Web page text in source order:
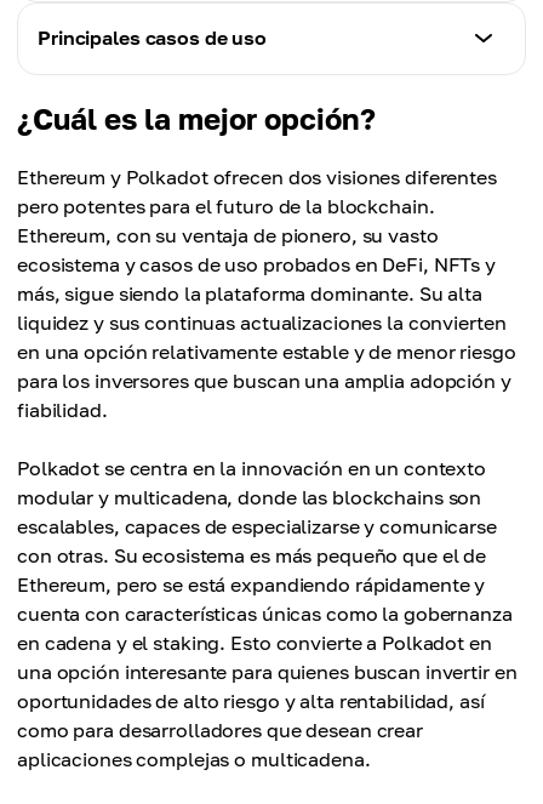
Polkadot
(XCM)
Ethereum
Mecanismos de votación y actualización dentro de
la cadena
Principales casos de uso
DeFi, NFTs, DAOs, aplicaciones Web3
Blockchains interoperables, redes Web3
personalizadas, dApps multicadena
¿Cuál es la mejor opción?
Ethereum y Polkadot ofrecen dos visiones diferentes
pero potentes para el futuro de la blockchain.
Ethereum, con su ventaja de pionero, su vasto
ecosistema y casos de uso probados en DeFi, NFTs y
más, sigue siendo la plataforma dominante. Su alta
liquidez y sus continuas actualizaciones la convierten
en una opción relativamente estable y de menor riesgo
para los inversores que buscan una amplia adopción y
fiabilidad.
Polkadot se centra en la innovación en un contexto
modular y multicadena, donde las blockchains son
escalables, capaces de especializarse y comunicarse
con otras. Su ecosistema es más pequeño que el de
Ethereum, pero se está expandiendo rápidamente y
cuenta con características únicas como la gobernanza
en cadena y el staking. Esto convierte a Polkadot en
una opción interesante para quienes buscan invertir en
oportunidades de alto riesgo y alta rentabilidad, así
como para desarrolladores que desean crear
aplicaciones complejas o multicadena.